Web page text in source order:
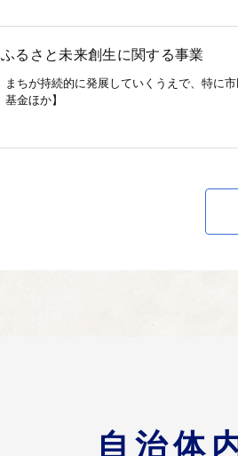
ふるさと未来創生に関する事業
まちが持続的に発展していくうえで、特に
基金ほか】
大人が心身ともに健康で、ゆとりを持って
災害時の命を守る取組は当然の事、助かっ
自治体